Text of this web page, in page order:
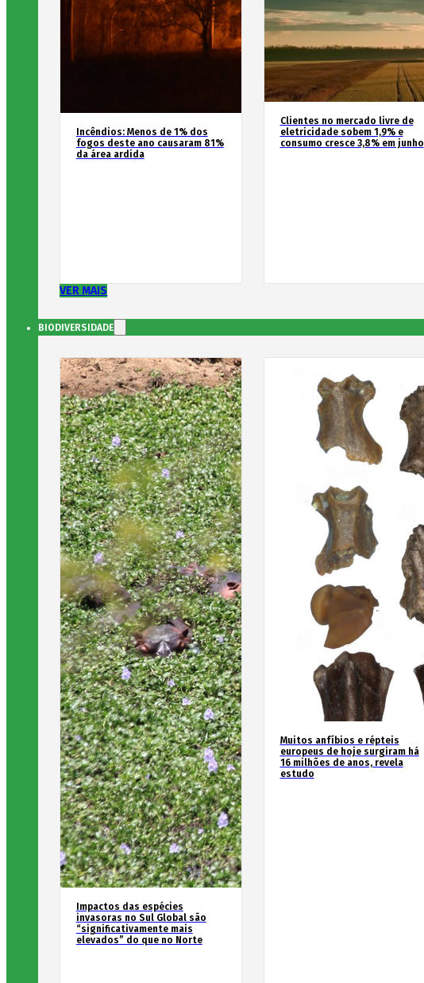
Incêndios: Menos de 1% dos
fogos deste ano causaram 81%
da área ardida
Clientes no mercado livre de
eletricidade sobem 1,9% e
consumo cresce 3,8% em junho
VER MAIS
BIODIVERSIDADE
Impactos das espécies
invasoras no Sul Global são
“significativamente mais
elevados” do que no Norte
Muitos anfíbios e répteis
europeus de hoje surgiram há
16 milhões de anos, revela
estudo